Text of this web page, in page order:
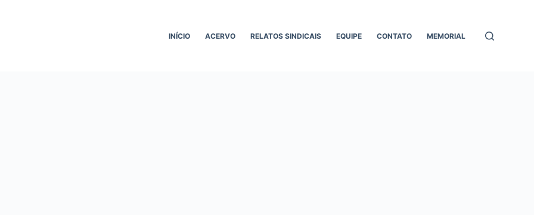
INÍCIO ACERVO RELATOS SINDICAIS EQUIPE CONTATO MEMORIAL